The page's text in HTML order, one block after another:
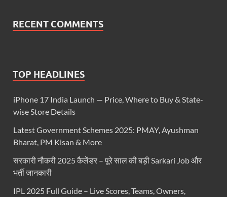
RECENT COMMENTS
TOP HEADLINES
iPhone 17 India Launch — Price, Where to Buy & State-
wise Store Details
Latest Government Schemes 2025: PMAY, Ayushman
Bharat, PM Kisan & More
सरकारी नौकरी 2025 कैलेंडर – पूरे साल की बड़ी Sarkari Job और
भर्ती जानकारी
IPL 2025 Full Guide – Live Scores, Teams, Owners,